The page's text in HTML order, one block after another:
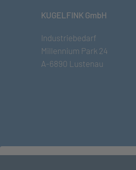
KUGELFINK GmbH
Industriebedarf
Millennium Park 24
A-6890 Lustenau